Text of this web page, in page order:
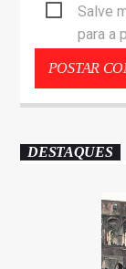
Salve
para a
DESTAQUES